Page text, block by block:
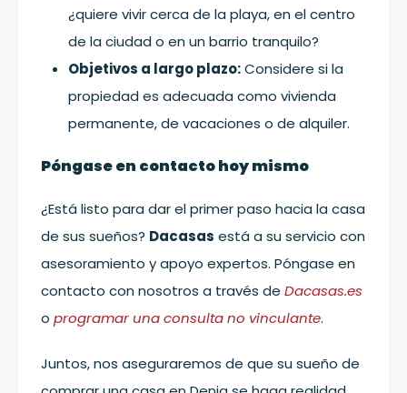
¿quiere vivir cerca de la playa, en el centro
de la ciudad o en un barrio tranquilo?
Objetivos a largo plazo:Considere si la
propiedad es adecuada como vivienda
permanente, de vacaciones o de alquiler.
Póngase en contacto hoy mismo
¿Está listo para dar el primer paso hacia la casa
de sus sueños? Dacasas está a su servicio con
asesoramiento y apoyo expertos. Póngase en
contacto con nosotros a través de Dacasas.es
o programar una consulta no vinculante.
Juntos, nos aseguraremos de que su sueño de